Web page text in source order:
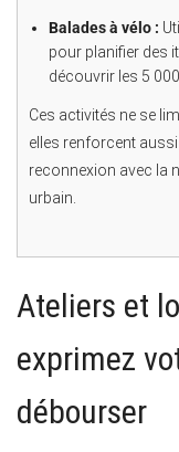
Balades à vélo :
pour planifier des
découvrir les 5
Ces activités ne se
elles renforcent
reconnexion avec la
urbain.
Ateliers et
exprimez
débourser